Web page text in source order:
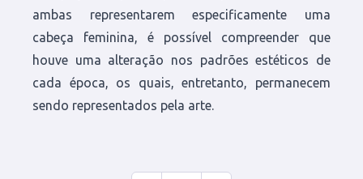
ambas representarem especificamente uma
cabeça feminina, é possível compreender que
houve uma alteração nos padrões estéticos de
cada época, os quais, entretanto, permanecem
sendo representados pela arte.